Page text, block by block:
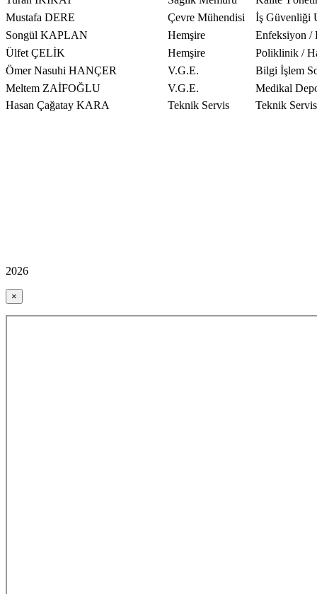
Mustafa DERE
Çevre Mühendisi
İş Güvenliği
Songül KAPLAN
Hemşire
Enfeksiyon /
Ülfet ÇELİK
Hemşire
Poliklinik /
Ömer Nasuhi HANÇER
V.G.E.
Bilgi İşlem
Meltem ZAİFOĞLU
V.G.E.
Medikal
Hasan Çağatay KARA
Teknik Servis Teknik
2026
×